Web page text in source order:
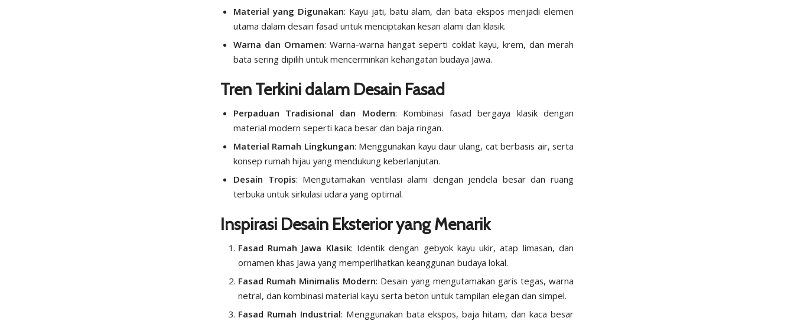
Material yang Digunakan: Kayu jati, batu alam, dan bata ekspos menjadi elemen
utama dalam desain fasad untuk menciptakan kesan alami dan klasik.
Warna dan Ornamen: Warna-warna hangat seperti coklat kayu, krem, dan merah
bata sering dipilih untuk mencerminkan kehangatan budaya Jawa.
Tren Terkini dalam Desain Fasad
Perpaduan Tradisional dan Modern: Kombinasi fasad bergaya klasik dengan
material modern seperti kaca besar dan baja ringan.
Material Ramah Lingkungan: Menggunakan kayu daur ulang, cat berbasis air, serta
konsep rumah hijau yang mendukung keberlanjutan.
Desain Tropis: Mengutamakan ventilasi alami dengan jendela besar dan ruang
terbuka untuk sirkulasi udara yang optimal.
Inspirasi Desain Eksterior yang Menarik
Fasad Rumah Jawa Klasik: Identik dengan gebyok kayu ukir, atap limasan, dan
ornamen khas Jawa yang memperlihatkan keanggunan budaya lokal.
Fasad Rumah Minimalis Modern: Desain yang mengutamakan garis tegas, warna
netral, dan kombinasi material kayu serta beton untuk tampilan elegan dan simpel.
Fasad Rumah Industrial: Menggunakan bata ekspos, baja hitam, dan kaca besar